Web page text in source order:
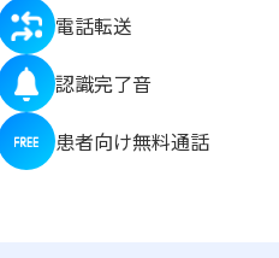
電話転送
認識完了音
患者向け無料通話